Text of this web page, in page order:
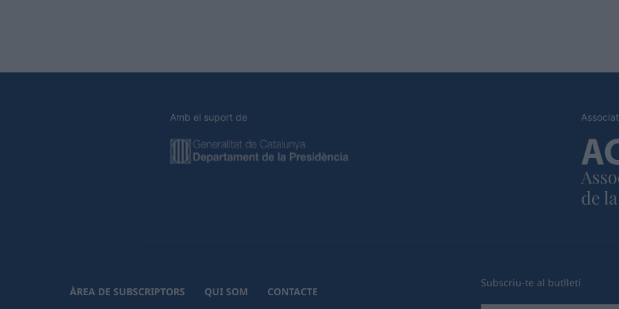
Amb el suport de
ÀREA DE SUBSCRIPTORS QUI SOM CONTACTE
Subscriu-te al butlletí